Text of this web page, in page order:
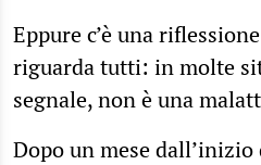
Eppure c’è una
riguarda tutti: in molte
segnale, non è una
Dopo un mese